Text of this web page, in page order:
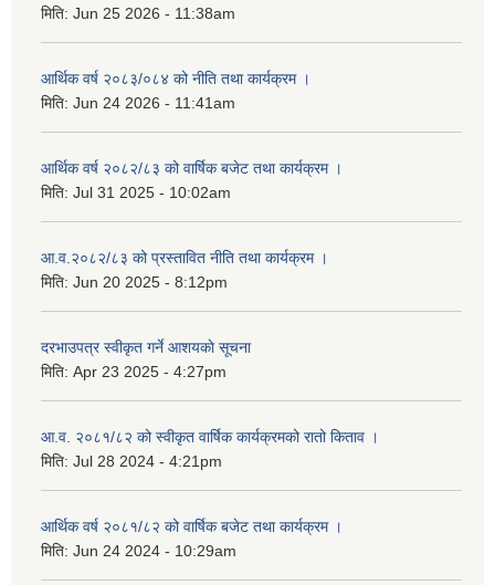
मिति: Jun 25 2026 - 11:38am
आर्थिक वर्ष २०८३/०८४ को नीति तथा कार्यक्रम ।
मिति: Jun 24 2026 - 11:41am
आर्थिक वर्ष २०८२/८३ को वार्षिक बजेट तथा कार्यक्रम ।
मिति: Jul 31 2025 - 10:02am
आ.व.२०८२/८३ को प्रस्तावित नीति तथा कार्यक्रम ।
मिति: Jun 20 2025 - 8:12pm
दरभाउपत्र स्वीकृत गर्ने आशयकाे सूचना
मिति: Apr 23 2025 - 4:27pm
आ.व. २०८१/८२ को स्वीकृत वार्षिक कार्यक्रमको रातो किताव ।
मिति: Jul 28 2024 - 4:21pm
आर्थिक वर्ष २०८१/८२ को वार्षिक बजेट तथा कार्यक्रम ।
मिति: Jun 24 2024 - 10:29am